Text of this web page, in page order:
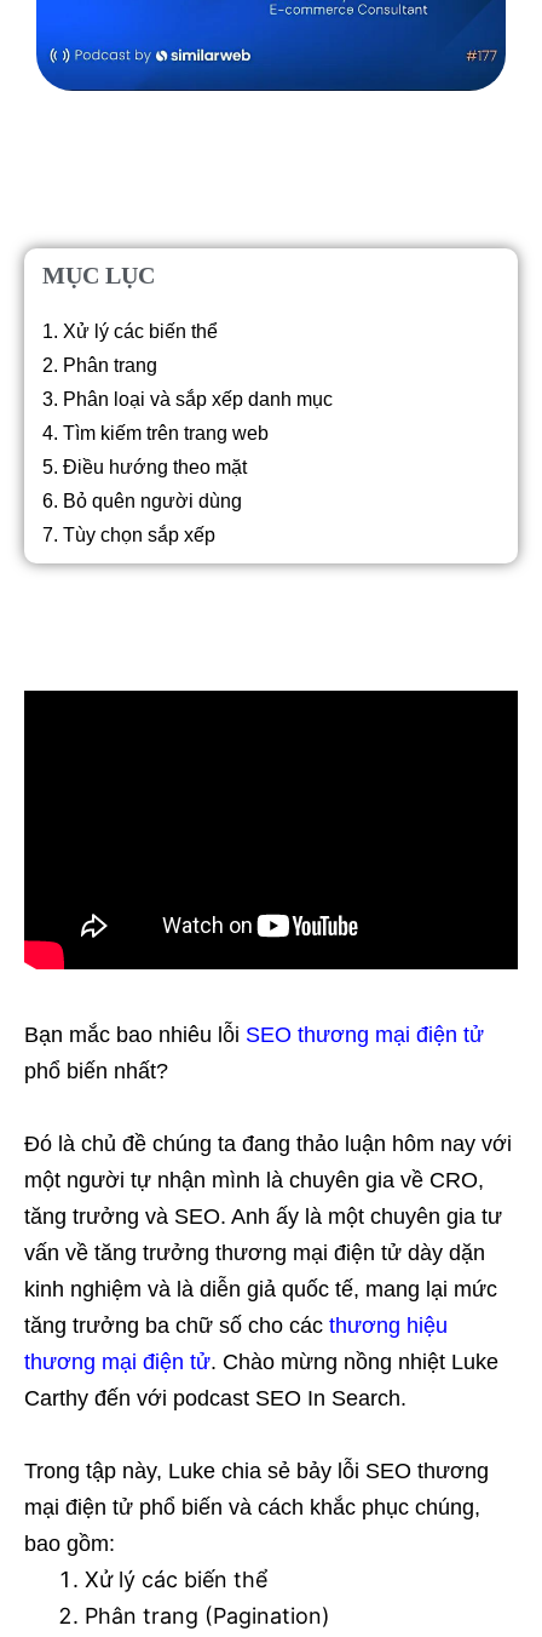
MỤC LỤC
1. Xử lý các biến thể
2. Phân trang
3. Phân loại và sắp xếp danh mục
4. Tìm kiếm trên trang web
5. Điều hướng theo mặt
6. Bỏ quên người dùng
7. Tùy chọn sắp xếp
Bạn mắc bao nhiêu lỗi SEO thương mại điện tử
phổ biến nhất?
Đó là chủ đề chúng ta đang thảo luận hôm nay với
một người tự nhận mình là chuyên gia về CRO,
tăng trưởng và SEO. Anh ấy là một chuyên gia tư
vấn về tăng trưởng thương mại điện tử dày dặn
kinh nghiệm và là diễn giả quốc tế, mang lại mức
tăng trưởng ba chữ số cho các thương hiệu
thương mại điện tử. Chào mừng nồng nhiệt Luke
Carthy đến với podcast SEO In Search.
Trong tập này, Luke chia sẻ bảy lỗi SEO thương
mại điện tử phổ biến và cách khắc phục chúng,
bao gồm:
Xử lý các biến thể
Phân trang (Pagination)